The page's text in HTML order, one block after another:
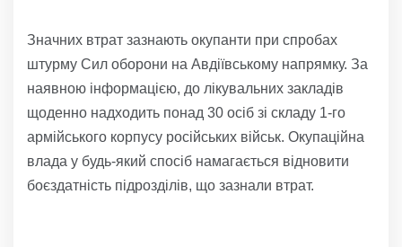
Значних втрат зазнають окупанти при спробах
штурму Сил оборони на Авдіївському напрямку. За
наявною інформацією, до лікувальних закладів
щоденно надходить понад 30 осіб зі складу 1-го
армійського корпусу російських військ. Окупаційна
влада у будь-який спосіб намагається відновити
боєздатність підрозділів, що зазнали втрат.